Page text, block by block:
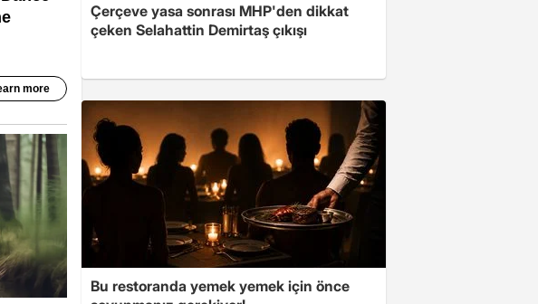
Çerçeve yasa sonrası MHP'den dikkat
çeken Selahattin Demirtaş çıkışı
Bu restoranda yemek yemek için önce